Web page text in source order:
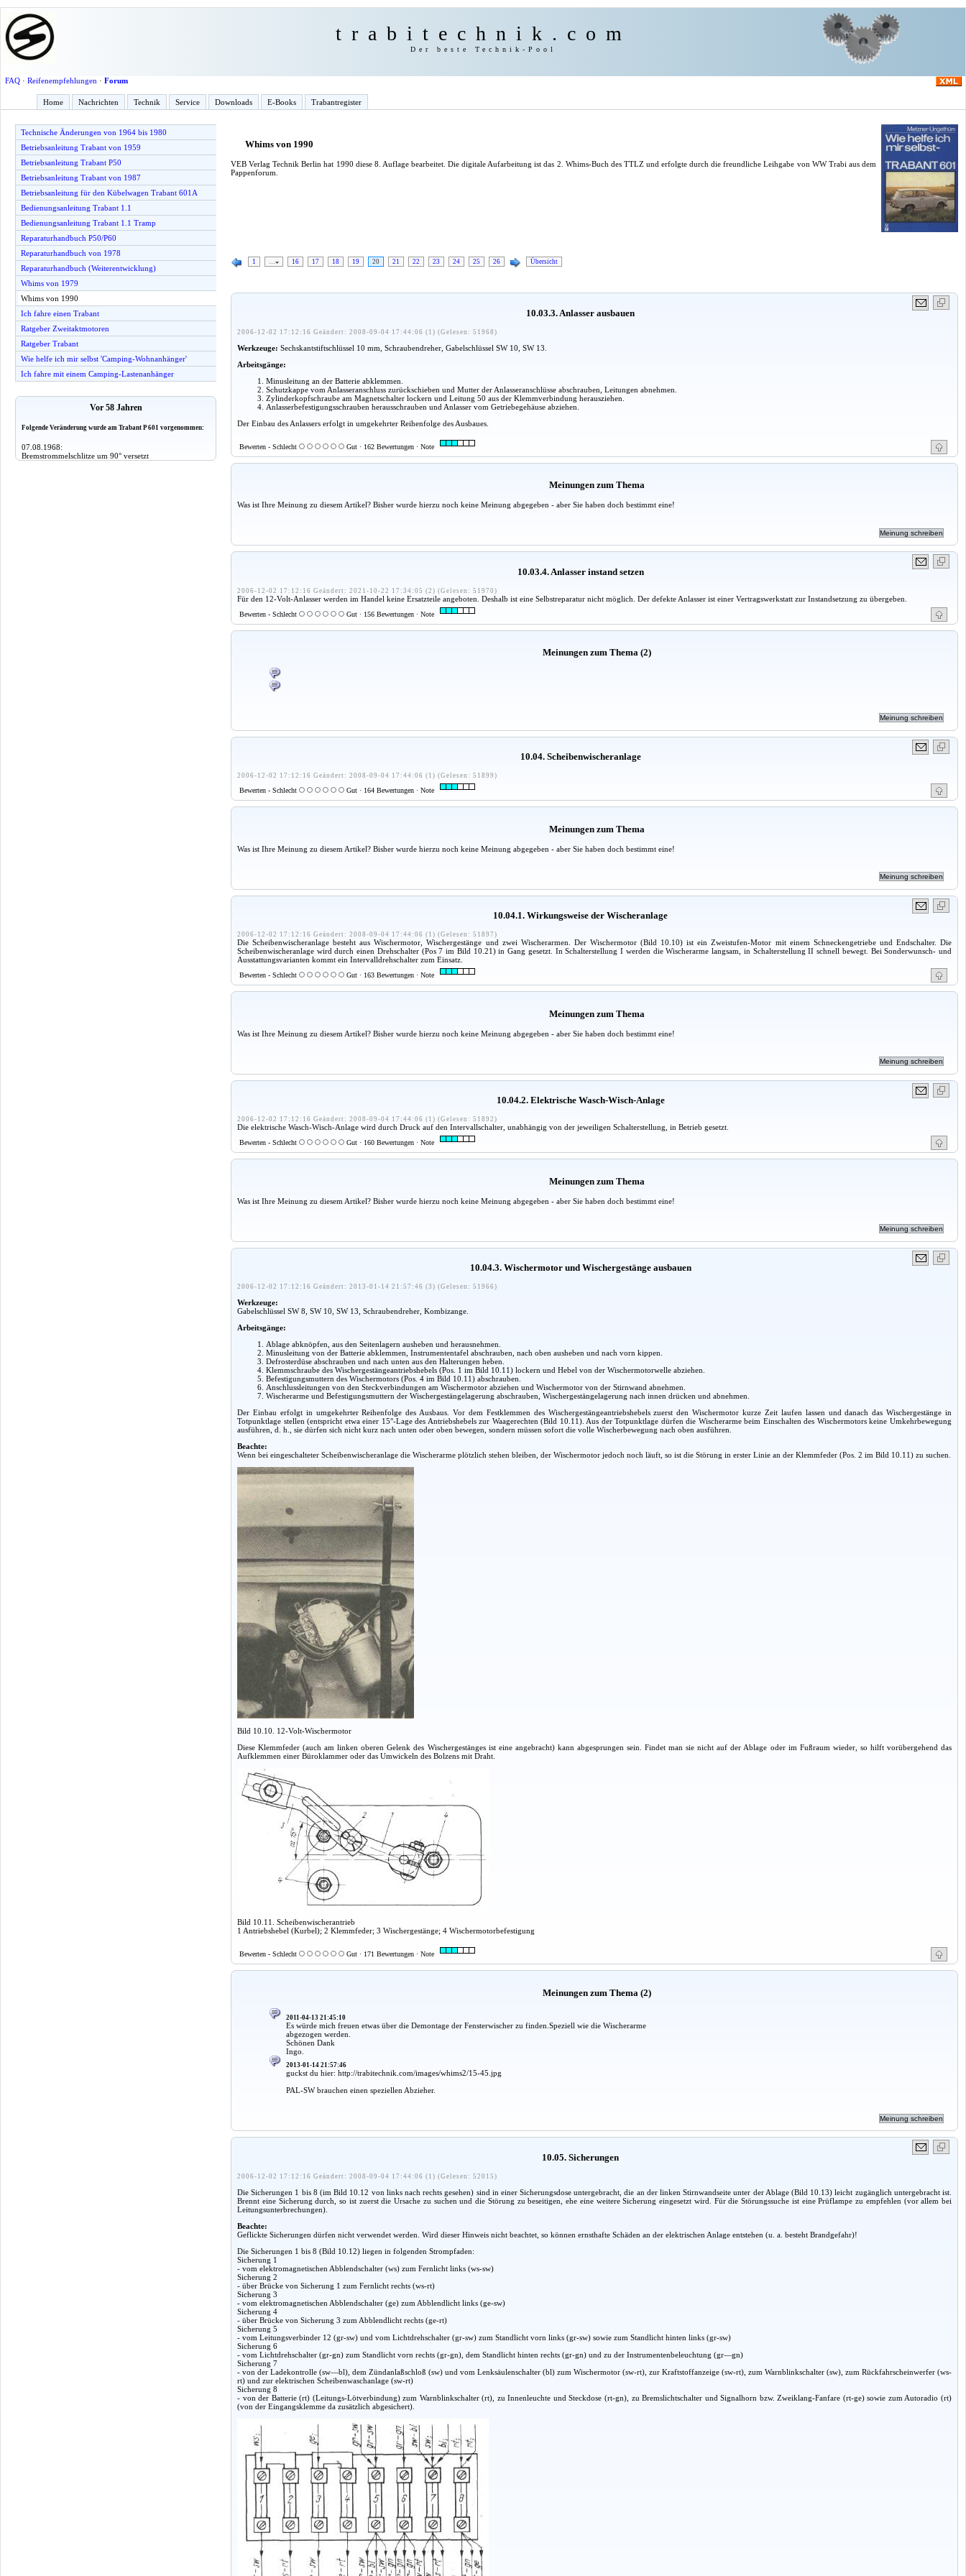
trabitechnik.com
Der beste Technik-Pool
FAQ· Reifenempfehlungen · Forum
Home Nachrichten Technik Service Downloads E-Books Trabantregister
Technische Änderungen von 1964 bis 1980
Betriebsanleitung Trabant von 1959
Betriebsanleitung Trabant P50
Betriebsanleitung Trabant von 1987
Betriebsanleitung für den Kübelwagen Trabant 601A
Bedienungsanleitung Trabant 1.1
Bedienungsanleitung Trabant 1.1 Tramp
Reparaturhandbuch P50/P60
Reparaturhandbuch von 1978
Reparaturhandbuch (Weiterentwicklung)
Whims von 1979
Whims von 1990
Ich fahre einen Trabant
Ratgeber Zweitaktmotoren
Ratgeber Trabant
Wie helfe ich mir selbst 'Camping-Wohnanhänger'
Ich fahre mit einem Camping-Lastenanhänger
Vor 58 Jahren
Folgende Veränderung wurde am Trabant P 601 vorgenommen:
07.08.1968:
Bremstrommelschlitze um 90° versetzt
Whims von 1990
VEB Verlag Technik Berlin hat 1990 diese 8. Auflage bearbeitet. Die digitale Aufarbeitung ist das 2. Whims-Buch des TTLZ und erfolgte durch die freundliche Leihgabe von WW Trabi aus dem
Pappenforum.
1 … 16 17 18 19 20 21 22 23 24 25 26 Übersicht
10.03.3. Anlasser ausbauen
2006-12-02 17:12:16 Geändert: 2008-09-04 17:44:06 (1) (Gelesen: 51968)
Werkzeuge: Sechskantstiftschlüssel 10 mm, Schraubendreher, Gabelschlüssel SW 10, SW 13.
Arbeitsgänge:
Minusleitung an der Batterie abklemmen.
Schutzkappe vom Anlasseranschluss zurückschieben und Mutter der Anlasseranschlüsse abschrauben, Leitungen abnehmen.
Zylinderkopfschraube am Magnetschalter lockern und Leitung 50 aus der Klemmverbindung herausziehen.
Anlasserbefestigungsschrauben herausschrauben und Anlasser vom Getriebegehäuse abziehen.
Der Einbau des Anlassers erfolgt in umgekehrter Reihenfolge des Ausbaues.
Bewerten - Schlecht Gut · 162 Bewertungen · Note
Meinungen zum Thema
Was ist Ihre Meinung zu diesem Artikel? Bisher wurde hierzu noch keine Meinung abgegeben - aber Sie haben doch bestimmt eine!
10.03.4. Anlasser instand setzen
2006-12-02 17:12:16 Geändert: 2021-10-22 17:34:05 (2) (Gelesen: 51970)
Für den 12-Volt-Anlasser werden im Handel keine Ersatzteile angeboten. Deshalb ist eine Selbstreparatur nicht möglich. Der defekte Anlasser ist einer Vertragswerkstatt zur Instandsetzung zu übergeben.
Bewerten - Schlecht Gut · 156 Bewertungen · Note
Meinungen zum Thema (2)
10.04. Scheibenwischeranlage
2006-12-02 17:12:16 Geändert: 2008-09-04 17:44:06 (1) (Gelesen: 51899)
Bewerten - Schlecht Gut · 164 Bewertungen · Note
Meinungen zum Thema
Was ist Ihre Meinung zu diesem Artikel? Bisher wurde hierzu noch keine Meinung abgegeben - aber Sie haben doch bestimmt eine!
10.04.1. Wirkungsweise der Wischeranlage
2006-12-02 17:12:16 Geändert: 2008-09-04 17:44:06 (1) (Gelesen: 51897)
Die Scheibenwischeranlage besteht aus Wischermotor, Wischergestänge und zwei Wischerarmen. Der Wischermotor (Bild 10.10) ist ein Zweistufen-Motor mit einem Schneckengetriebe und Endschalter. Die
Scheibenwischeranlage wird durch einen Drehschalter (Pos 7 im Bild 10.21) in Gang gesetzt. In Schalterstellung I werden die Wischerarme langsam, in Schalterstellung II schnell bewegt. Bei Sonderwunsch- und
Ausstattungsvarianten kommt ein Intervalldrehschalter zum Einsatz.
Bewerten - Schlecht Gut · 163 Bewertungen · Note
Meinungen zum Thema
Was ist Ihre Meinung zu diesem Artikel? Bisher wurde hierzu noch keine Meinung abgegeben - aber Sie haben doch bestimmt eine!
10.04.2. Elektrische Wasch-Wisch-Anlage
2006-12-02 17:12:16 Geändert: 2008-09-04 17:44:06 (1) (Gelesen: 51892)
Die elektrische Wasch-Wisch-Anlage wird durch Druck auf den Intervallschalter, unabhängig von der jeweiligen Schalterstellung, in Betrieb gesetzt.
Bewerten - Schlecht Gut · 160 Bewertungen · Note
Meinungen zum Thema
Was ist Ihre Meinung zu diesem Artikel? Bisher wurde hierzu noch keine Meinung abgegeben - aber Sie haben doch bestimmt eine!
10.04.3. Wischermotor und Wischergestänge ausbauen
2006-12-02 17:12:16 Geändert: 2013-01-14 21:57:46 (3) (Gelesen: 51966)
Werkzeuge:
Gabelschlüssel SW 8, SW 10, SW 13, Schraubendreher, Kombizange.
Arbeitsgänge:
Ablage abknöpfen, aus den Seitenlagern ausheben und herausnehmen.
Minusleitung von der Batterie abklemmen, Instrumententafel abschrauben, nach oben ausheben und nach vorn kippen.
Defrosterdüse abschrauben und nach unten aus den Halterungen heben.
Klemmschraube des Wischergestängeantriebshebels (Pos. 1 im Bild 10.11) lockern und Hebel von der Wischermotorwelle abziehen.
Befestigungsmuttern des Wischermotors (Pos. 4 im Bild 10.11) abschrauben.
Anschlussleitungen von den Steckverbindungen am Wischermotor abziehen und Wischermotor von der Stirnwand abnehmen.
Wischerarme und Befestigungsmuttern der Wischergestängelagerung abschrauben, Wischergestängelagerung nach innen drücken und abnehmen.
Der Einbau erfolgt in umgekehrter Reihenfolge des Ausbaus. Vor dem Festklemmen des Wischergestängeantriebshebels zuerst den Wischermotor kurze Zeit laufen lassen und danach das Wischergestänge in
Totpunktlage stellen (entspricht etwa einer 15°-Lage des Antriebshebels zur Waagerechten (Bild 10.11). Aus der Totpunktlage dürfen die Wischerarme beim Einschalten des Wischermotors keine Umkehrbewegung
ausführen, d. h., sie dürfen sich nicht kurz nach unten oder oben bewegen, sondern müssen sofort die volle Wischerbewegung nach oben ausführen.
Beachte:
Wenn bei eingeschalteter Scheibenwischeranlage die Wischerarme plötzlich stehen bleiben, der Wischermotor jedoch noch läuft, so ist die Störung in erster Linie an der Klemmfeder (Pos. 2 im Bild 10.11) zu suchen.
Bild 10.10. 12-Volt-Wischermotor
Diese Klemmfeder (auch am linken oberen Gelenk des Wischergestänges ist eine angebracht) kann abgesprungen sein. Findet man sie nicht auf der Ablage oder im Fußraum wieder, so hilft vorübergehend das
Aufklemmen einer Büroklammer oder das Umwickeln des Bolzens mit Draht.
Bild 10.11. Scheibenwischerantrieb
1 Antriebshebel (Kurbel); 2 Klemmfeder; 3 Wischergestänge; 4 Wischermotorbefestigung
Bewerten - Schlecht Gut · 171 Bewertungen · Note
Meinungen zum Thema (2)
2011-04-13 21:45:10
Es würde mich freuen etwas über die Demontage der Fensterwischer zu finden.Speziell wie die Wischerarme
abgezogen werden.
Schönen Dank
Ingo.
2013-01-14 21:57:46
guckst du hier: http://trabitechnik.com/images/whims2/15-45.jpg
PAL-SW brauchen einen speziellen Abzieher.
10.05. Sicherungen
2006-12-02 17:12:16 Geändert: 2008-09-04 17:44:06 (1) (Gelesen: 52015)
Die Sicherungen 1 bis 8 (im Bild 10.12 von links nach rechts gesehen) sind in einer Sicherungsdose untergebracht, die an der linken Stirnwandseite unter der Ablage (Bild 10.13) leicht zugänglich untergebracht ist.
Brennt eine Sicherung durch, so ist zuerst die Ursache zu suchen und die Störung zu beseitigen, ehe eine weitere Sicherung eingesetzt wird. Für die Störungssuche ist eine Prüflampe zu empfehlen (vor allem bei
Leitungsunterbrechungen).
Beachte:
Geflickte Sicherungen dürfen nicht verwendet werden. Wird dieser Hinweis nicht beachtet, so können ernsthafte Schäden an der elektrischen Anlage entstehen (u. a. besteht Brandgefahr)!
Die Sicherungen 1 bis 8 (Bild 10.12) liegen in folgenden Strompfaden:
Sicherung 1
- vom elektromagnetischen Abblendschalter (ws) zum Fernlicht links (ws-sw)
Sicherung 2
- über Brücke von Sicherung 1 zum Fernlicht rechts (ws-rt)
Sicherung 3
- vom elektromagnetischen Abblendschalter (ge) zum Abblendlicht links (ge-sw)
Sicherung 4
- über Brücke von Sicherung 3 zum Abblendlicht rechts (ge-rt)
Sicherung 5
- vom Leitungsverbinder 12 (gr-sw) und vom Lichtdrehschalter (gr-sw) zum Standlicht vorn links (gr-sw) sowie zum Standlicht hinten links (gr-sw)
Sicherung 6
- vom Lichtdrehschalter (gr-gn) zum Standlicht vorn rechts (gr-gn), dem Standlicht hinten rechts (gr-gn) und zu der Instrumentenbeleuchtung (gr—gn)
Sicherung 7
- von der Ladekontrolle (sw—bl), dem Zündanlaßschloß (sw) und vom Lenksäulenschalter (bl) zum Wischermotor (sw-rt), zur Kraftstoffanzeige (sw-rt), zum Warnblinkschalter (sw), zum Rückfahrscheinwerfer (ws-
rt) und zur elektrischen Scheibenwaschanlage (sw-rt)
Sicherung 8
- von der Batterie (rt) (Leitungs-Lötverbindung) zum Warnblinkschalter (rt), zu Innenleuchte und Steckdose (rt-gn), zu Bremslichtschalter und Signalhorn bzw. Zweiklang-Fanfare (rt-ge) sowie zum Autoradio (rt)
(von der Eingangsklemme da zusätzlich abgesichert).